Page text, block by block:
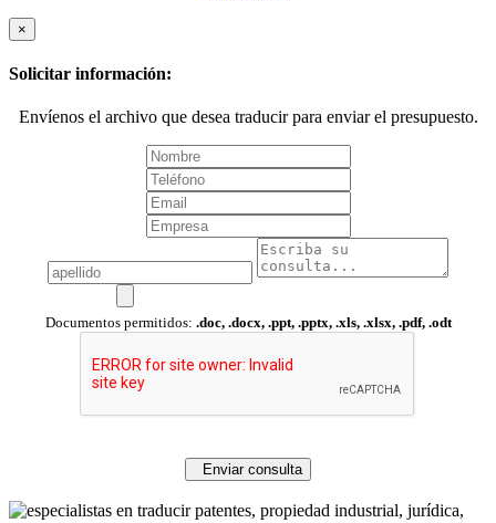
×
Solicitar información:
Envíenos el archivo que desea traducir para enviar el presupuesto.
Documentos permitidos: .doc, .docx, .ppt, .pptx, .xls, .xlsx, .pdf, .odt
Enviar consulta